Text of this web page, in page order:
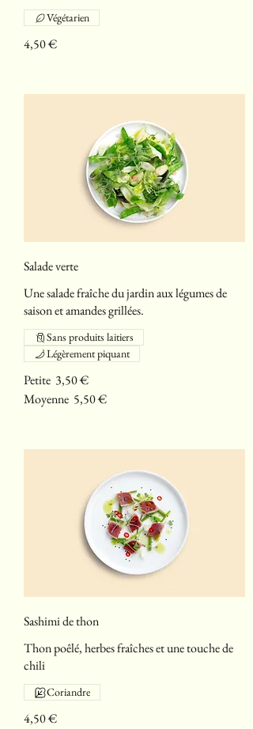
4,50 €
Végétarien
Salade verte
Une salade fraîche du jardin aux légumes de
saison et amandes grillées.
Petite 3,50 €
Moyenne 5,50 €
Sans produits laitiers
Légèrement piquant
Sashimi de thon
Thon poêlé, herbes fraîches et une touche de
chili
4,50 €
Coriandre